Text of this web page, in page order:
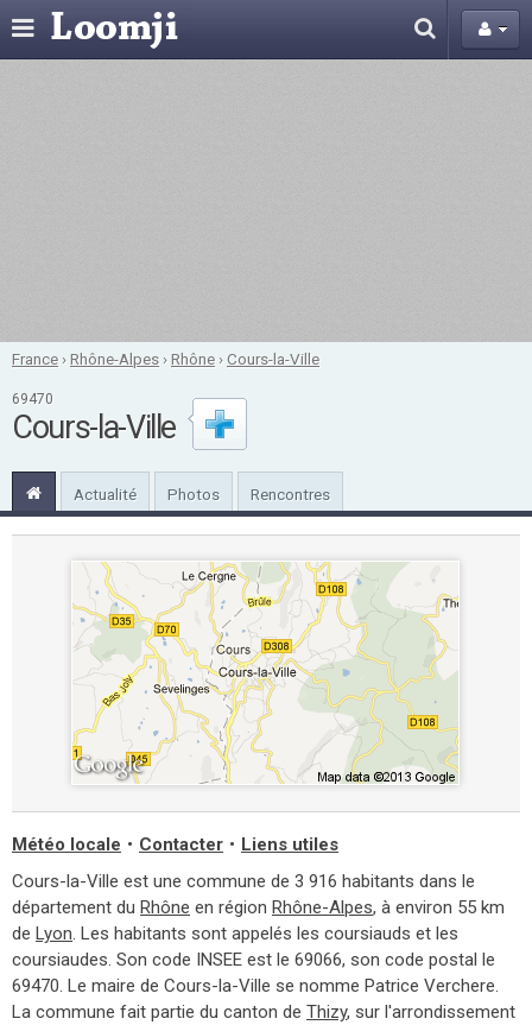
France ›Rhône-Alpes ›Rhône ›Cours-la-Ville
69470
Cours-la-Ville
Actualité Photos Rencontres
Météo locale • Contacter • Liens utiles
Cours-la-Ville est une commune de 3 916 habitants dans le
département du Rhône en région Rhône-Alpes, à environ 55 km
de Lyon. Les habitants sont appelés les coursiauds et les
coursiaudes. Son code INSEE est le 69066, son code postal le
69470. Le maire de Cours-la-Ville se nomme Patrice Verchere.
La commune fait partie du canton de Thizy, sur l'arrondissement